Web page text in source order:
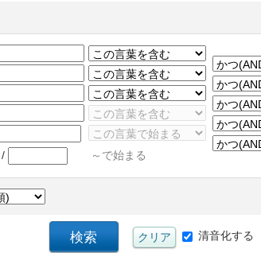
/ ～で始まる
清音化する